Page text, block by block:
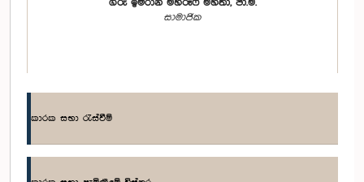
ගරු ඉම්රාන් මහරූෆ් මහතා, පා.ම.
සාමාජික
කාරක සභා රැස්වීම්